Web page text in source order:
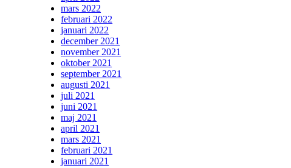
mars 2022
februari 2022
januari 2022
december 2021
november 2021
oktober 2021
september 2021
augusti 2021
juli 2021
juni 2021
maj 2021
april 2021
mars 2021
februari 2021
januari 2021